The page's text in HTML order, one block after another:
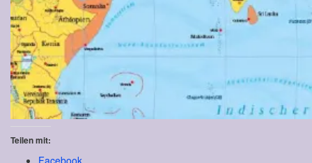
Teilen mit:
Facebook